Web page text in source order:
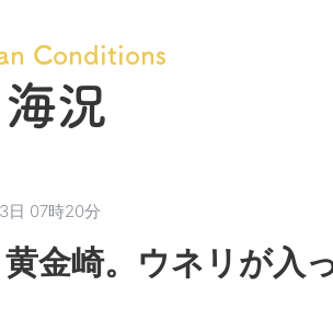
Conditions
況
日 07時20分
金崎。ウネリが入